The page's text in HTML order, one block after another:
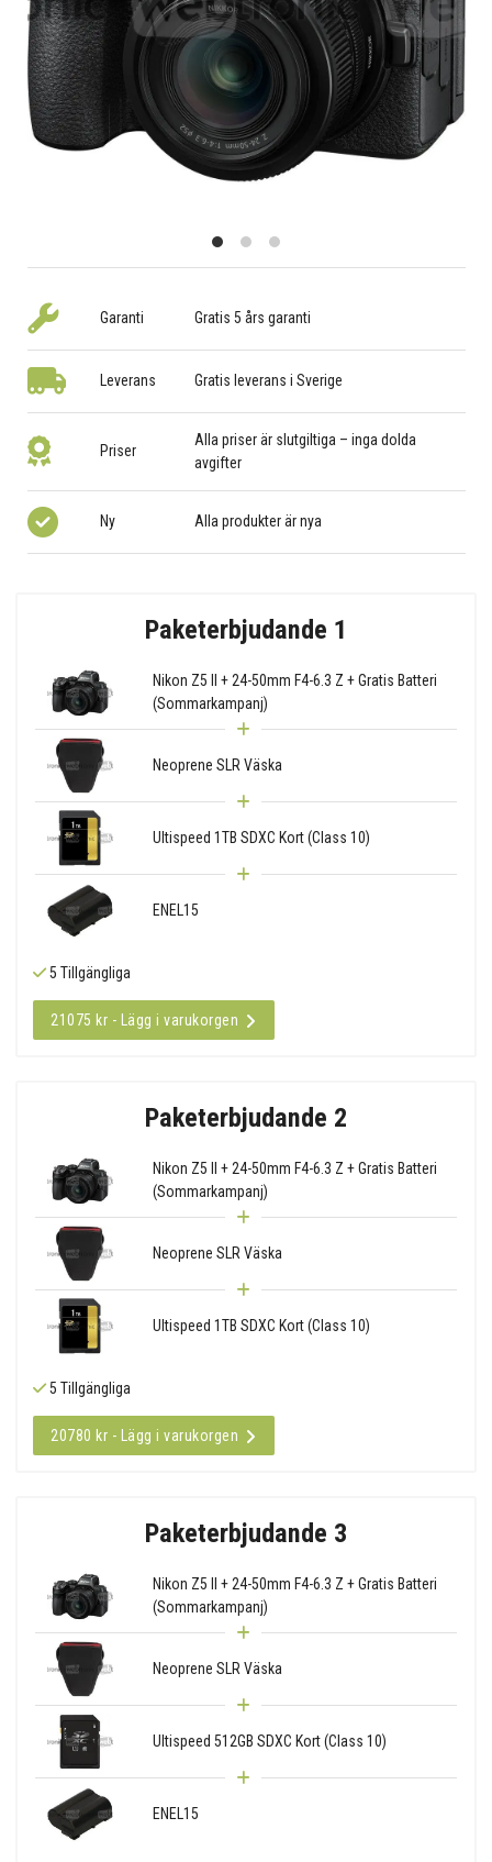
Garanti Gratis 5 års garanti
Leverans Gratis leverans i Sverige
Priser
Alla priser är slutgiltiga – inga dolda
avgifter
Ny Alla produkter är nya
Paketerbjudande 1
Nikon Z5 II + 24-50mm F4-6.3 Z + Gratis Batteri
(Sommarkampanj)
Neoprene SLR Väska
Ultispeed 1TB SDXC Kort (Class 10)
ENEL15
5 Tillgängliga
21075 kr - Lägg i varukorgen
Paketerbjudande 2
Nikon Z5 II + 24-50mm F4-6.3 Z + Gratis Batteri
(Sommarkampanj)
Neoprene SLR Väska
Ultispeed 1TB SDXC Kort (Class 10)
5 Tillgängliga
20780 kr - Lägg i varukorgen
Paketerbjudande 3
Nikon Z5 II + 24-50mm F4-6.3 Z + Gratis Batteri
(Sommarkampanj)
Neoprene SLR Väska
Ultispeed 512GB SDXC Kort (Class 10)
ENEL15